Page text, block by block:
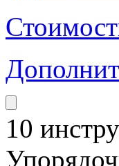
10